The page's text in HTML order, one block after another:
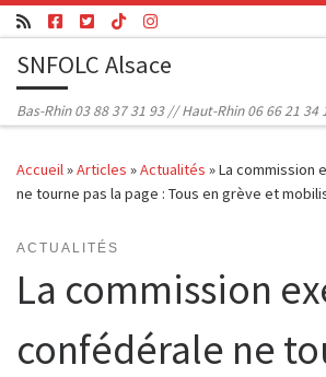
Passer au contenu
SNFOLC Alsace
Bas-Rhin 03 88 37 31 93 // Haut-Rhin 06 66 21 34
Accueil»Articles »Actualités »La commission
ne tourne pas la page : Tous en grève et
ACTUALITÉS
La commission
confédérale ne